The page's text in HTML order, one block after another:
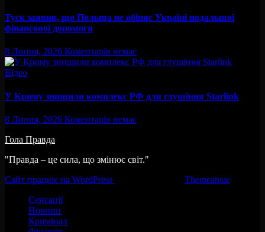
Туск заявив, що Польща не обіцяє Україні подальшої
фінансової допомоги
8 Липня, 2026 Коментарів немає
Відео
У Криму знищили комплекс РФ для глушіння Starlink
8 Липня, 2026 Коментарів немає
Гола Правда
"Правда – це сила, що змінює світ."
Сайт працює на WordPress
Themeansar.
Сенсації
Новини
Кримінал